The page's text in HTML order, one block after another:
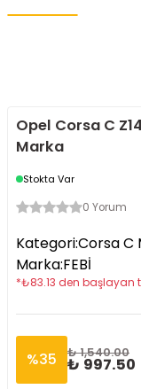
Opel Corsa C
Marka
Stokta Var
0 Yorum
Kategori:Corsa C
Marka:FEBİ
*₺83.13 den başlayan
%35 ₺ 1,540.00
₺ 997.50